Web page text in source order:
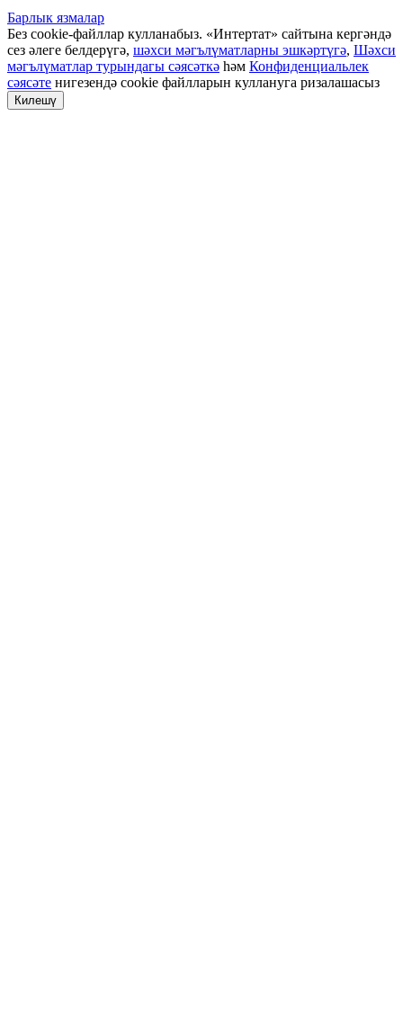
Барлык язмалар
Без cookie-файллар кулланабыз. «Интертат» сайтына кергәндә
сез әлеге белдерүгә, шәхси мәгълүматларны эшкәртүгә, Шәхси
мәгълүматлар турындагы сәясәткә һәм Конфиденциальлек
сәясәте нигезендә cookie файлларын куллануга ризалашасыз
Килешү